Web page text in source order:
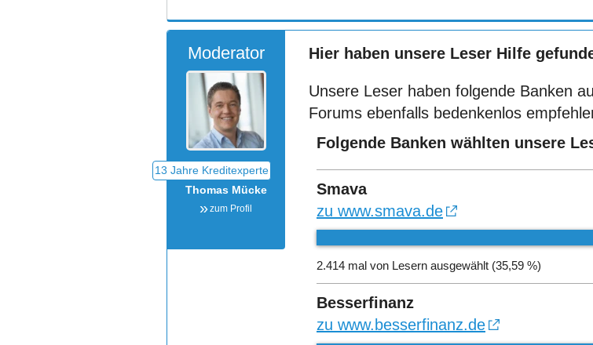
Moderator
Thomas Mücke
zum Profil
Hier haben unsere Leser Hilfe
Unsere Leser haben folgende Banken
Forums ebenfalls bedenkenlos
Folgende Banken wählten unsere
Smava
zu www.smava.de
2.414 mal von Lesern ausgewählt (35,59 %)
Besserfinanz
zu www.besserfinanz.de